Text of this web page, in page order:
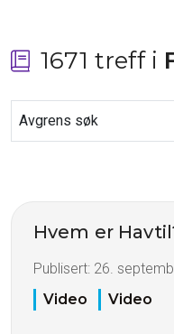
1671 treff i
Avgrens søk
Hvem er
Publisert: 26.
Video
Video